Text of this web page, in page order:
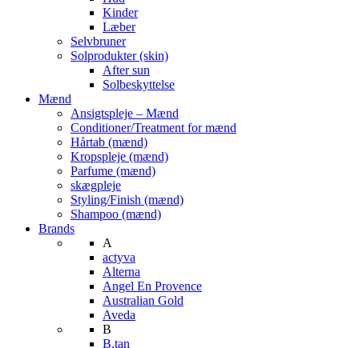
Kinder
Læber
Selvbruner
Solprodukter (skin)
After sun
Solbeskyttelse
Mænd
Ansigtspleje – Mænd
Conditioner/Treatment for mænd
Hårtab (mænd)
Kropspleje (mænd)
Parfume (mænd)
skægpleje
Styling/Finish (mænd)
Shampoo (mænd)
Brands
A
actyva
Alterna
Angel En Provence
Australian Gold
Aveda
B
B.tan